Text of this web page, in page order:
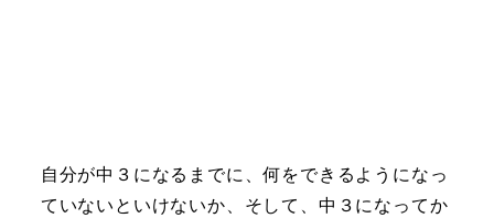
自分が中３になるまでに、何をできるようになっ
ていないといけないか、そして、中３になってか